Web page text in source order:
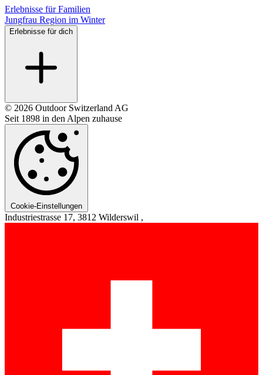
Erlebnisse für Familien
Jungfrau Region im Winter
Erlebnisse für dich
© 2026 Outdoor Switzerland AG
Seit 1898 in den Alpen zuhause
Cookie-Einstellungen
Industriestrasse 17, 3812 Wilderswil ,